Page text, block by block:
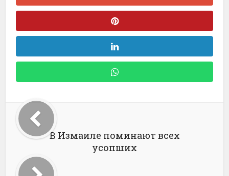
В Измаиле поминают всех
усопших